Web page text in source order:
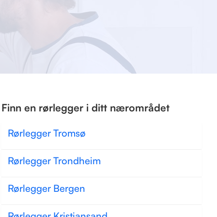
Finn en rørlegger i ditt nærområdet
Rørlegger Tromsø
Rørlegger Trondheim
Rørlegger Bergen